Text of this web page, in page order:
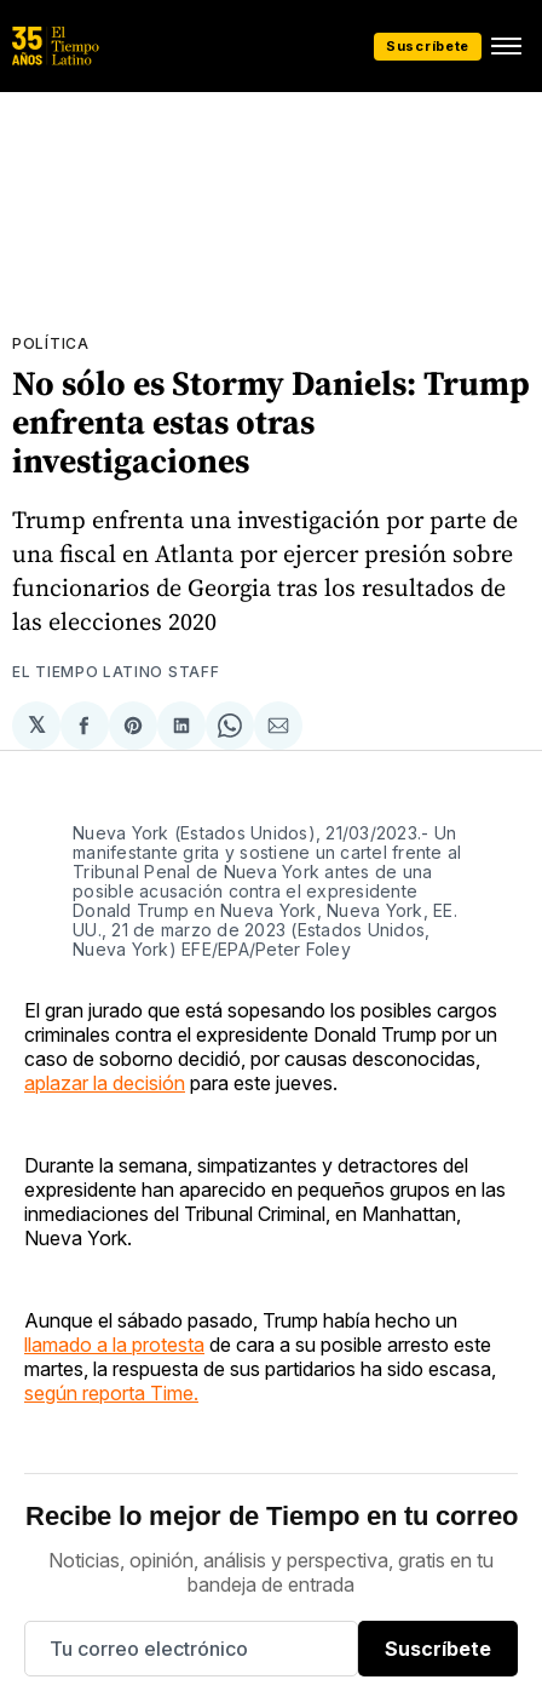
Suscríbete
POLÍTICA
No sólo es Stormy Daniels: Trump
enfrenta estas otras
investigaciones
Trump enfrenta una investigación por parte de
una fiscal en Atlanta por ejercer presión sobre
funcionarios de Georgia tras los resultados de
las elecciones 2020
EL TIEMPO LATINO STAFF
𝕏
Compartir
en
Share
on
Compartir
en
Share
on
Compartir
via
Nueva York (Estados Unidos), 21/03/2023.- Un
manifestante grita y sostiene un cartel frente al
Tribunal Penal de Nueva York antes de una
posible acusación contra el expresidente
Donald Trump en Nueva York, Nueva York, EE.
UU., 21 de marzo de 2023 (Estados Unidos,
Nueva York) EFE/EPA/Peter Foley
El gran jurado que está sopesando los posibles cargos
criminales contra el expresidente Donald Trump por un
caso de soborno decidió, por causas desconocidas,
aplazar la decisión para este jueves.
Durante la semana, simpatizantes y detractores del
expresidente han aparecido en pequeños grupos en las
inmediaciones del Tribunal Criminal, en Manhattan,
Nueva York.
Aunque el sábado pasado, Trump había hecho un
llamado a la protesta de cara a su posible arresto este
martes, la respuesta de sus partidarios ha sido escasa,
según reporta Time.
Recibe lo mejor de Tiempo en tu correo
Noticias, opinión, análisis y perspectiva, gratis en tu
bandeja de entrada
Suscríbete